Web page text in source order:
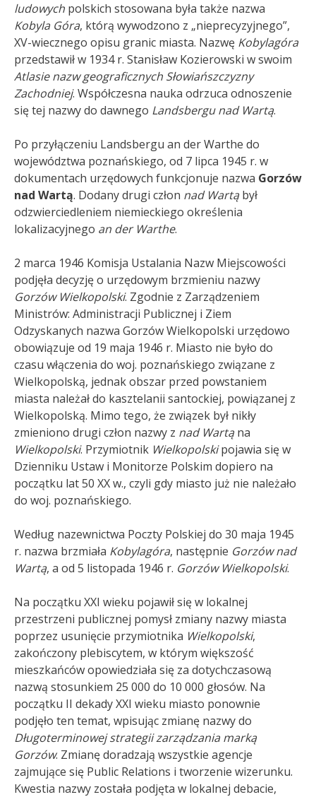
ludowych polskich stosowana była także nazwa
Kobyla Góra, którą wywodzono z „nieprecyzyjnego”,
XV-wiecznego opisu granic miasta. Nazwę Kobylagóra
przedstawił w 1934 r. Stanisław Kozierowski w swoim
Atlasie nazw geograficznych Słowiańszczyzny
Zachodniej. Współczesna nauka odrzuca odnoszenie
się tej nazwy do dawnego Landsbergu nad Wartą.
Po przyłączeniu Landsbergu an der Warthe do
województwa poznańskiego, od 7 lipca 1945 r. w
dokumentach urzędowych funkcjonuje nazwa Gorzów
nad Wartą. Dodany drugi człon nad Wartą był
odzwierciedleniem niemieckiego określenia
lokalizacyjnego an der Warthe.
2 marca 1946 Komisja Ustalania Nazw Miejscowości
podjęła decyzję o urzędowym brzmieniu nazwy
Gorzów Wielkopolski. Zgodnie z Zarządzeniem
Ministrów: Administracji Publicznej i Ziem
Odzyskanych nazwa Gorzów Wielkopolski urzędowo
obowiązuje od 19 maja 1946 r. Miasto nie było do
czasu włączenia do woj. poznańskiego związane z
Wielkopolską, jednak obszar przed powstaniem
miasta należał do kasztelanii santockiej, powiązanej z
Wielkopolską. Mimo tego, że związek był nikły
zmieniono drugi człon nazwy z nad Wartą na
Wielkopolski. Przymiotnik Wielkopolskipojawia się w
Dzienniku Ustaw i Monitorze Polskim dopiero na
początku lat 50 XX w., czyli gdy miasto już nie należało
do woj. poznańskiego.
Według nazewnictwa Poczty Polskiej do 30 maja 1945
r. nazwa brzmiała Kobylagóra, następnie Gorzów nad
Wartą, a od 5 listopada 1946 r. Gorzów Wielkopolski.
Na początku XXI wieku pojawił się w lokalnej
przestrzeni publicznej pomysł zmiany nazwy miasta
poprzez usunięcie przymiotnika Wielkopolski,
zakończony plebiscytem, w którym większość
mieszkańców opowiedziała się za dotychczasową
nazwą stosunkiem 25 000 do 10 000 głosów. Na
początku II dekady XXI wieku miasto ponownie
podjęło ten temat, wpisując zmianę nazwy do
Długoterminowej strategii zarządzania marką
Gorzów. Zmianę doradzają wszystkie agencje
zajmujące się Public Relations i tworzenie wizerunku.
Kwestia nazwy została podjęta w lokalnej debacie,